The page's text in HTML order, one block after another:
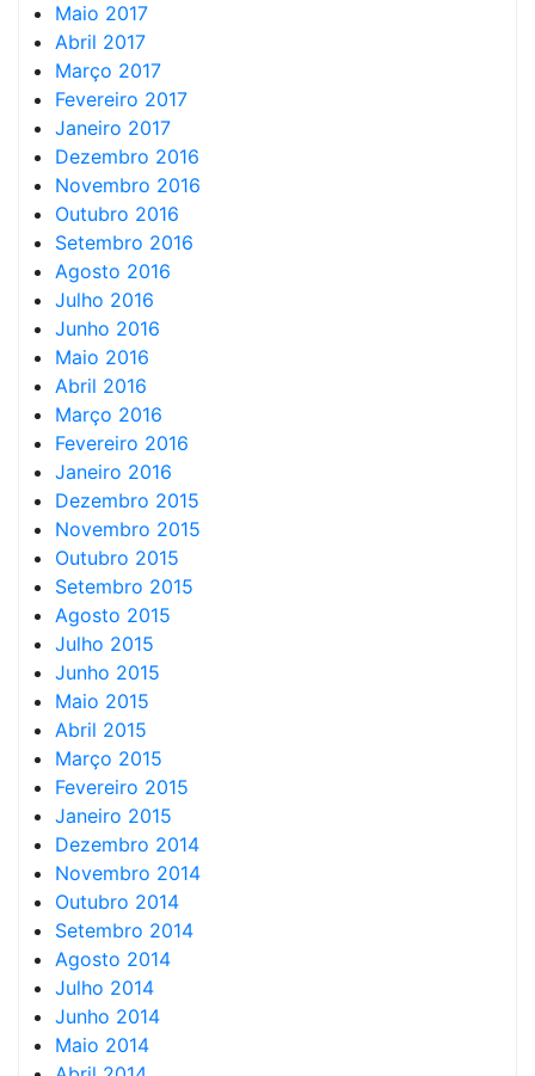
Maio 2017
Abril 2017
Março 2017
Fevereiro 2017
Janeiro 2017
Dezembro 2016
Novembro 2016
Outubro 2016
Setembro 2016
Agosto 2016
Julho 2016
Junho 2016
Maio 2016
Abril 2016
Março 2016
Fevereiro 2016
Janeiro 2016
Dezembro 2015
Novembro 2015
Outubro 2015
Setembro 2015
Agosto 2015
Julho 2015
Junho 2015
Maio 2015
Abril 2015
Março 2015
Fevereiro 2015
Janeiro 2015
Dezembro 2014
Novembro 2014
Outubro 2014
Setembro 2014
Agosto 2014
Julho 2014
Junho 2014
Maio 2014